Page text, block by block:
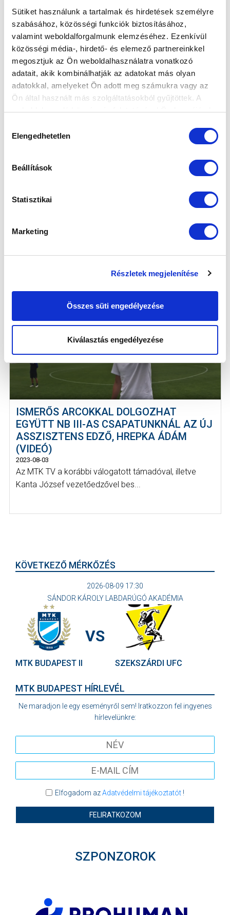
Sütiket használunk a tartalmak és hirdetések személyre
szabásához, közösségi funkciók biztosításához,
valamint weboldalforgalmunk elemzéséhez. Ezenkívül
közösségi média-, hirdető- és elemező partnereinkkel
megosztjuk az Ön weboldalhasználatra vonatkozó
adatait, akik kombinálhatják az adatokat más olyan
adatokkal, amelyeket Ön adott meg számukra vagy az
Ön által használt más szolgáltatásokból gyűjtöttek. A
weboldalon való böngészés folytatásával Ön hozzájárul a
kiválasztása
Elengedhetetlen
Beállítások
Statisztikai
Marketing
Részletek megjelenítése
Összes süti engedélyezése
Kiválasztás engedélyezése
AZ MTK BÁLON ADTÁK ÁT AZ
LABDARÚGÓJA "CÍMET" IS (KÉPGALÉRIA)
Héliában, az MTK Baráti kör szerv...
ISMERŐS ARCOKKAL DOLGOZHAT
EGYÜTT NB III-AS CSAPATUNKNÁL AZ ÚJ
ASSZISZTENS EDZŐ, HREPKA ÁDÁM
(VIDEÓ)
2023-08-03
Az MTK TV a korábbi válogatott támadóval, illetve
Kanta József vezetőedzővel bes...
KÖVETKEZŐ MÉRKŐZÉS
2026-08-09 17:30
SÁNDOR KÁROLY LABDARÚGÓ AKADÉMIA
MTK BUDAPEST II
VS
SZEKSZÁRDI UFC
MTK BUDAPEST HÍRLEVÉL
Ne maradjon le egy eseményről sem! Iratkozzon fel ingyenes
hírlevelünkre:
Elfogadom azAdatvédelmi tájékoztatót!
FELIRATKOZOM
SZPONZOROK